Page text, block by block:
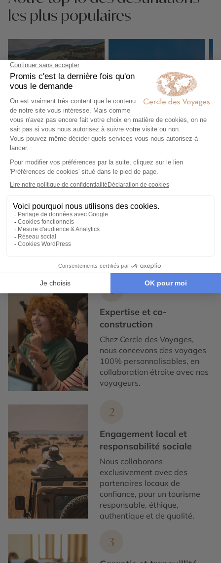
les plus populaires
Gorges de
Parc national de
Expertise et co-construction
1
Expertise et co-
construction
Chez Cercle des Voyages,
nous concevons des voyages
100% personnalisables, en
collaboration étroite avec nos
voyageurs.
2
Engagement local et
responsabilité sociale
Nous collaborons
exclusivement avec des
partenaires locaux de
confiance, pour un tourisme
responsable, éthique,
authentique et de qualité.
3